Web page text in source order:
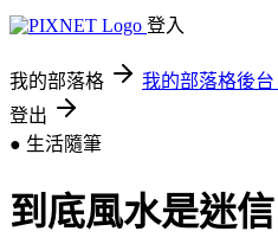
登入
我的部落格 我的部落格後台
登出
● 生活隨筆
到底風水是迷